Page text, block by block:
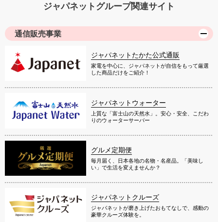
ジャパネットグループ関連サイト
通信販売事業
ジャパネットたかた公式通販
家電を中心に、ジャパネットが自信をもって厳選
した商品だけをご紹介！
ジャパネットウォーター
上質な「富士山の天然水」。安心・安全、こだわ
りのウォーターサーバー
グルメ定期便
毎月届く、日本各地の名物・名産品。「美味し
い」で生活を変えませんか？
ジャパネットクルーズ
ジャパネットが磨き上げたおもてなしで、感動の
豪華クルーズ体験を。